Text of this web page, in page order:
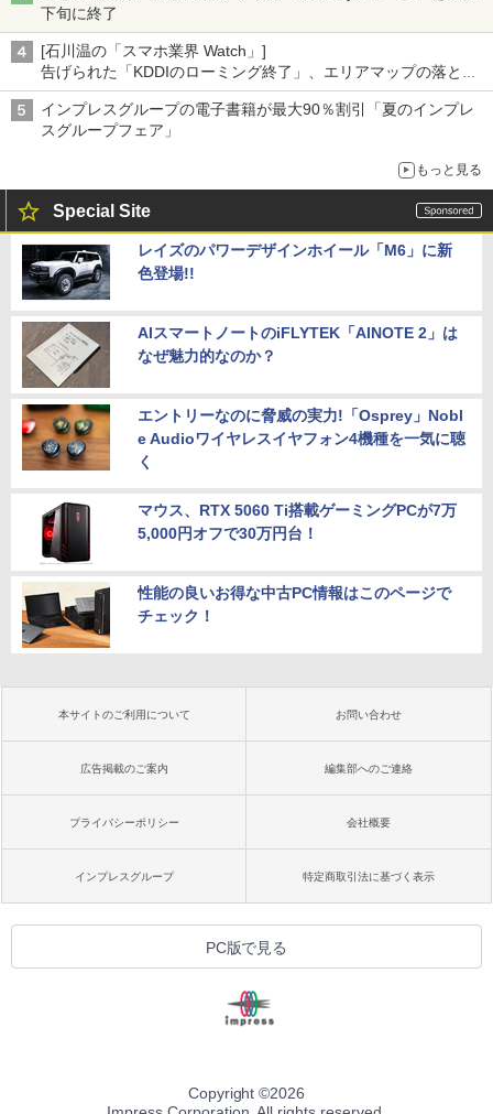
下旬に終了
[石川温の「スマホ業界 Watch」]
告げられた「KDDIのローミング終了」、エリアマップの落とし
穴と楽天モバイルの課題
インプレスグループの電子書籍が最大90％割引「夏のインプレ
スグループフェア」
もっと見る
Special Site
レイズのパワーデザインホイール「M6」に新
色登場!!
AIスマートノートのiFLYTEK「AINOTE 2」は
なぜ魅力的なのか？
エントリーなのに脅威の実力!「Osprey」Nobl
e Audioワイヤレスイヤフォン4機種を一気に聴
く
マウス、RTX 5060 Ti搭載ゲーミングPCが7万
5,000円オフで30万円台！
性能の良いお得な中古PC情報はこのページで
チェック！
本サイトのご利用について お問い合わせ
広告掲載のご案内 編集部へのご連絡
プライバシーポリシー 会社概要
インプレスグループ 特定商取引法に基づく表示
PC版で見る
Copyright ©2026